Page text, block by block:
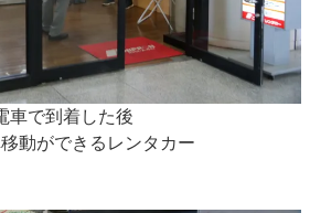
車で到着した後
動ができるレンタカー